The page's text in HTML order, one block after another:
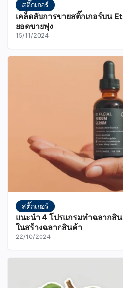
สติ๊กเกอร์
เคล็ดลับการขายสติ๊กเกอร์บน
ยอดขายพุ่ง
15/11/2024
สติ๊กเกอร์
แนะนำ 4 โปรแกรมทำฉลากสิ
ในสร้างฉลากสินค้า
22/10/2024